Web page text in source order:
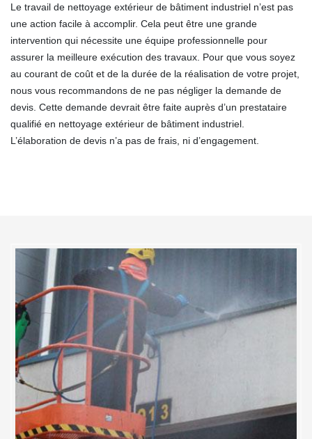
Le travail de nettoyage extérieur de bâtiment industriel n’est pas
une action facile à accomplir. Cela peut être une grande
intervention qui nécessite une équipe professionnelle pour
assurer la meilleure exécution des travaux. Pour que vous soyez
au courant de coût et de la durée de la réalisation de votre projet,
nous vous recommandons de ne pas négliger la demande de
devis. Cette demande devrait être faite auprès d’un prestataire
qualifié en nettoyage extérieur de bâtiment industriel.
L’élaboration de devis n’a pas de frais, ni d’engagement.